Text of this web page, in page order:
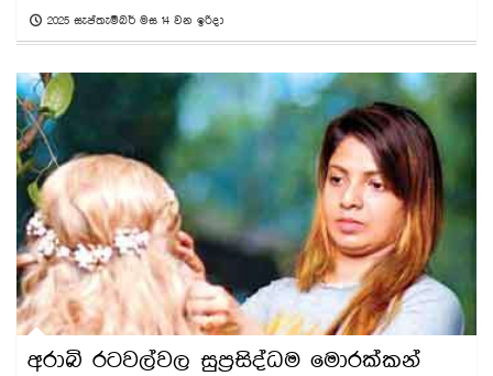
2025 සැප්තැම්බර් මස 14 වන ඉරිදා
අරාබි රටවල්වල සුප්‍රසිද්ධම මොරක්කන්